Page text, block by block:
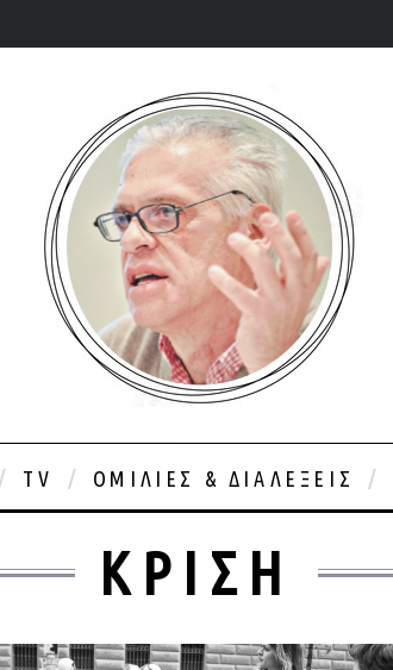
TV ΟΜΙΛΊΕΣ & ΔΙΑΛΈΞΕΙΣ
ΚΡΙΣΗ